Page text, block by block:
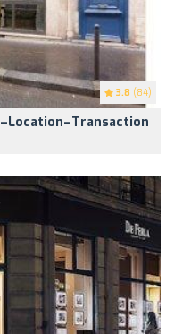
3.8 (84)